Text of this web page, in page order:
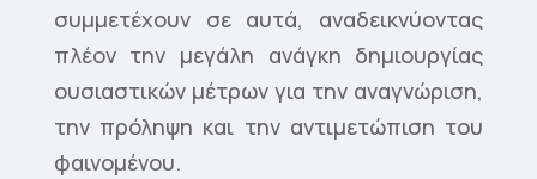
συμμετέχουν σε αυτά, αναδεικνύοντας
πλέον την μεγάλη ανάγκη δημιουργίας
ουσιαστικών μέτρων για την αναγνώριση,
την πρόληψη και την αντιμετώπιση του
φαινομένου.